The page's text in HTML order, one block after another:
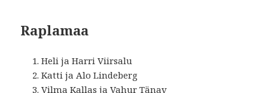
Raplamaa
Heli ja Harri Viirsalu
Katti ja Alo Lindeberg
Vilma Kallas ja Vahur Tänav